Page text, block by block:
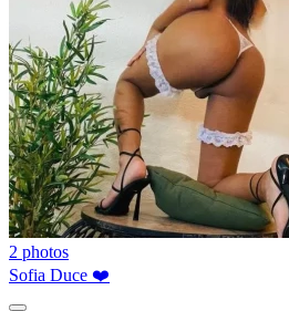
2 photos
Sofia Duce ❤️